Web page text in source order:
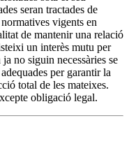
seran tractades de
vigents en
de mantenir una relació
un interès mutu per
no siguin necessàries se
per garantir la
total de les mateixes.
obligació legal.